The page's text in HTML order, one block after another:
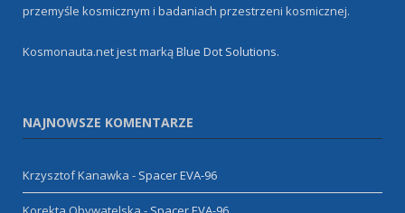
przemyśle kosmicznym i badaniach przestrzeni kosmicznej.
Kosmonauta.net jest markąBlue Dot Solutions.
NAJNOWSZE KOMENTARZE
Krzysztof Kanawka - Spacer EVA-96